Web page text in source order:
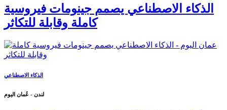
الذكاء الاصطناعي يصمم جينومات فيروسية
كاملة وقابلة للتكاثر
الذكاء الاصطناعي
لندن - عُمان اليوم